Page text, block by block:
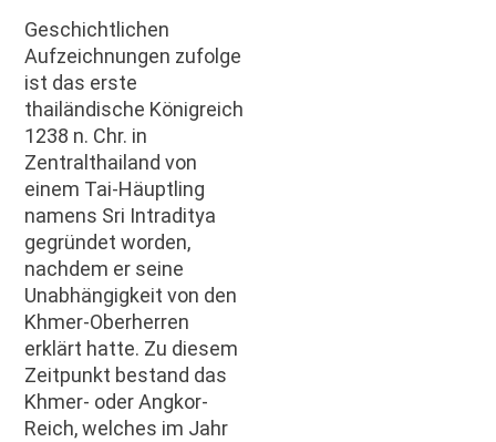
Geschichtlichen
Aufzeichnungen zufolge
ist das erste
thailändische Königreich
1238 n. Chr. in
Zentralthailand von
einem Tai-Häuptling
namens Sri Intraditya
gegründet worden,
nachdem er seine
Unabhängigkeit von den
Khmer-Oberherren
erklärt hatte. Zu diesem
Zeitpunkt bestand das
Khmer- oder Angkor-
Reich, welches im Jahr